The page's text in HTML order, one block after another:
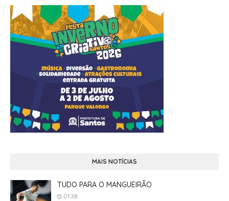
MAIS NOTÍCIAS
TUDO PARA O MANGUEIRÃO
01:38